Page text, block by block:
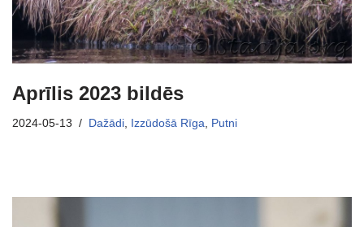
Aprīlis 2023 bildēs
2024-05-13 Dažādi, Izzūdošā Rīga, Putni